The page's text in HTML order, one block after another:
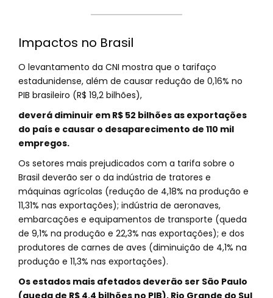
Impactos no Brasil
O levantamento da CNI mostra que o tarifaço
estadunidense, além de causar redução de 0,16% no
PIB brasileiro (R$ 19,2 bilhões),
deverá diminuir em R$ 52 bilhões as exportações
do país e causar o desaparecimento de 110 mil
empregos.
Os setores mais prejudicados com a tarifa sobre o
Brasil deverão ser o da indústria de tratores e
máquinas agrícolas (redução de 4,18% na produção e
11,31% nas exportações); indústria de aeronaves,
embarcações e equipamentos de transporte (queda
de 9,1% na produção e 22,3% nas exportações); e dos
produtores de carnes de aves (diminuição de 4,1% na
produção e 11,3% nas exportações).
Os estados mais afetados deverão ser São Paulo
(queda de R$ 4,4 bilhões no PIB), Rio Grande do Sul